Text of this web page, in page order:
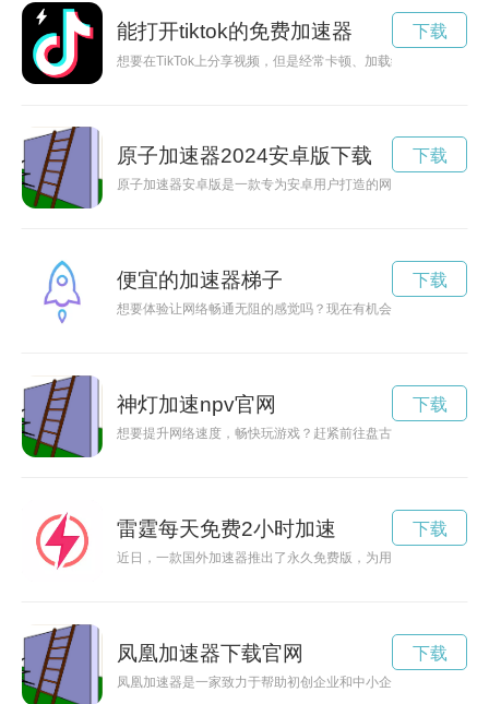
能打开tiktok的免费加速器
想要在TikTok上分享视频，但是经常卡顿、加载缓慢？别担心
下载
原子加速器2024安卓版下载
原子加速器安卓版是一款专为安卓用户打造的网络加速工具，
下载
便宜的加速器梯子
想要体验让网络畅通无阻的感觉吗？现在有机会免费试用一个
下载
神灯加速npv官网
想要提升网络速度，畅快玩游戏？赶紧前往盘古加速器官网下
下载
雷霆每天免费2小时加速
近日，一款国外加速器推出了永久免费版，为用户提供高速网
下载
凤凰加速器下载官网
凤凰加速器是一家致力于帮助初创企业和中小企业提升效率、
下载